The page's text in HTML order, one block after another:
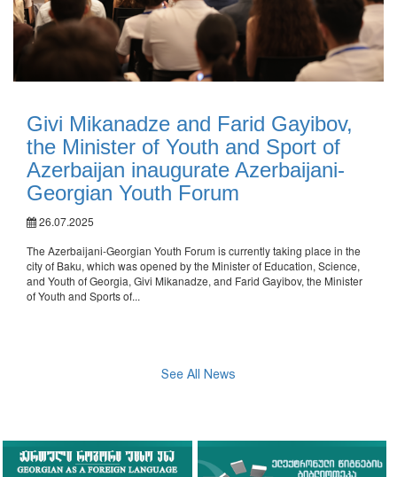
Givi Mikanadze and Farid Gayibov,
the Minister of Youth and Sport of
Azerbaijan inaugurate Azerbaijani-
Georgian Youth Forum
26.07.2025
The Azerbaijani-Georgian Youth Forum is currently taking place in the
city of Baku, which was opened by the Minister of Education, Science,
and Youth of Georgia, Givi Mikanadze, and Farid Gayibov, the Minister
of Youth and Sports of...
See All News